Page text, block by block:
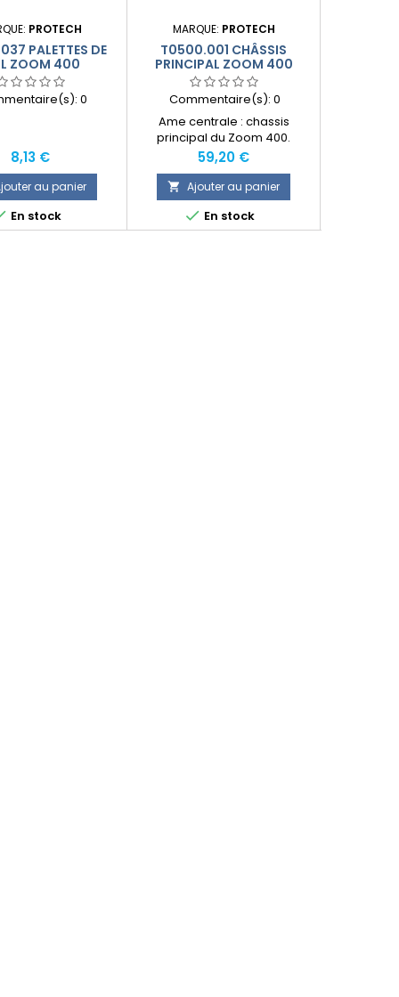
PROTECH
PALETTES DE
ZOOM 400
0
Prix
8,13 €
au panier
En stock
MARQUE: PROTECH
T0500.001 CHÂSSIS
PRINCIPAL ZOOM 400
Commentaire(s): 0
Ame centrale : chassis
principal du Zoom 400.
Prix
59,20 €
 Ajouter au panier
 En stock